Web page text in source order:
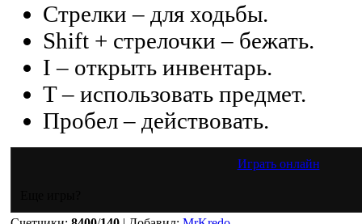
Стрелки – для ходьбы.
Shift + стрелочки – бежать.
I – открыть инвентарь.
T – использовать предмет.
Пробел – действовать.
Играть онлайн